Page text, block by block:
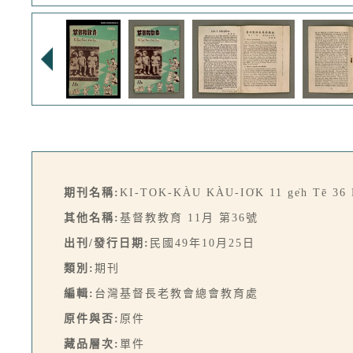
期刊名稱: KI-TOK-KÀU KÀU-IO̍K 11 ge̍h Tē 36
其他名稱: 基督教教育 11月 第36號
出刊/發行日期: 民國49年10月25日
類別: 期刊
編輯: 台灣基督長老教會總會教育處
原件與否: 原件
藏品層次: 單件